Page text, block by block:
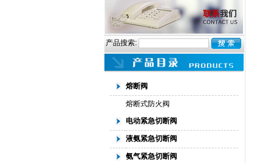
产品搜索:
熔断阀
熔断式防火阀
电动紧急切断阀
液氨紧急切断阀
氨气紧急切断阀